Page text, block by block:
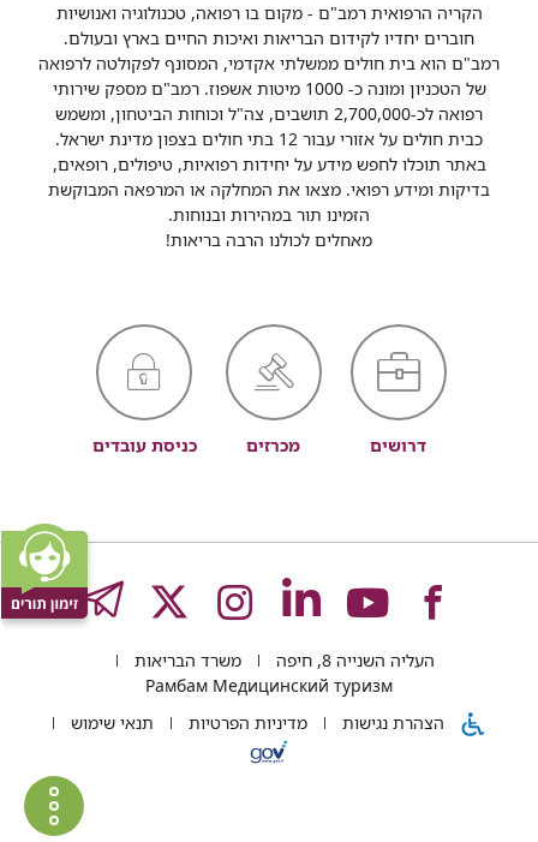
הקריה הרפואית רמב"ם - מקום בו רפואה, טכנולוגיה ואנושיות
חוברים יחדיו לקידום הבריאות ואיכות החיים בארץ ובעולם.
רמב"ם הוא בית חולים ממשלתי אקדמי, המסונף לפקולטה לרפואה
של הטכניון ומונה כ- 1000 מיטות אשפוז. רמב"ם מספק שירותי
רפואה לכ-2,700,000 תושבים, צה"ל וכוחות הביטחון, ומשמש
כבית חולים על אזורי עבור 12 בתי חולים בצפון מדינת ישראל.
באתר תוכלו לחפש מידע על יחידות רפואיות, טיפולים, רופאים,
בדיקות ומידע רפואי. מצאו את המחלקה או המרפאה המבוקשת
הזמינו תור במהירות ובנוחות.
מאחלים לכולנו הרבה בריאות!
דרושים מכרזים כניסת עובדים
לעמוד
של
לעמוד
של
לעמוד
של
לעמוד
של
רמב"ם
לעמוד
של
רמב"ם
העליה השנייה 8, חיפה
משרד הבריאות
Рамбам Медицинский туризм
הצהרת נגישות
מדיניות הפרטיות תנאי שימוש